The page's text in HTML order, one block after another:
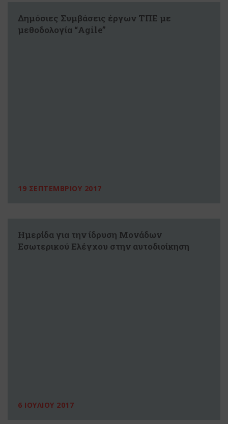
Δημόσιες Συμβάσεις έργων ΤΠΕ με
μεθοδολογία “Agile”
19 ΣΕΠΤΕΜΒΡΙΟΥ 2017
Ημερίδα για την ίδρυση Μονάδων
Εσωτερικού Ελέγχου στην αυτοδιοίκηση
6 ΙΟΥΛΙΟΥ 2017